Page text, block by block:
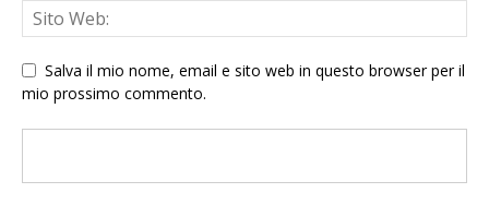
Salva il mio nome, email e sito web in questo browser per il
mio prossimo commento.